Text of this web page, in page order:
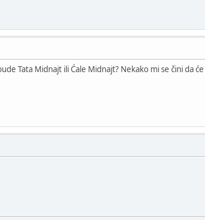
Tata Midnajt ili Ćale Midnajt? Nekako mi se čini da